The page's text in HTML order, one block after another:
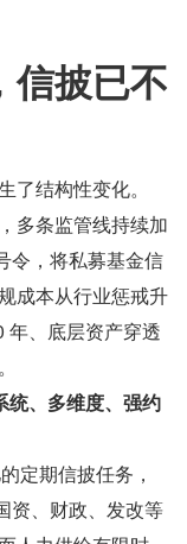
信披已不
结构性变化。
多条监管线持续加
令，将私募基金信
成本从行业惩戒升
年、底层资产穿透
统、多维度、强约
定期信披任务，
资、财政、发改等